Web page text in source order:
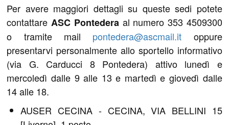
Per avere maggiori dettagli su queste sedi potete
contattareASC Pontederaal numero 353 4509300
o tramite mail pontedera@ascmail.it oppure
presentarvi personalmente allo sportello informativo
(via G. Carducci 8 Pontedera) attivo lunedì e
mercoledì dalle 9 alle 13 e martedì e giovedì dalle
14 alle 18.
AUSER CECINA - CECINA, VIA BELLINI 15